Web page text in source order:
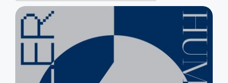
ICS herunterladen Google